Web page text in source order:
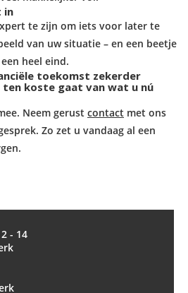
in
te zijn om iets voor later te
van uw situatie – en een beetje
heel eind.
toekomst zekerder
koste gaat van wat u nú
Neem gerust contact met ons
Zo zet u vandaag al een
- 14